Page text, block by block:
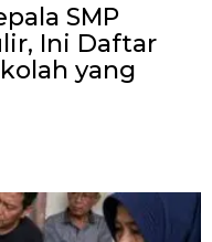
SMP
Ini Daftar
yang